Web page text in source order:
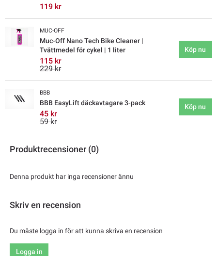
119 kr
MUC-OFF
Muc-Off Nano Tech Bike Cleaner |
Tvättmedel för cykel | 1 liter
115 kr
229 kr
Köp nu
BBB
BBB EasyLift däckavtagare 3-pack
45 kr
59 kr
Köp nu
Produktrecensioner (0)
Denna produkt har inga recensioner ännu
Skriv en recension
Du måste logga in för att kunna skriva en recension
Logga in